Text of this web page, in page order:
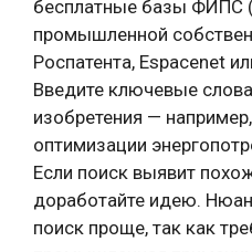
бесплатные базы ФИПС
промышленной
Роспатента, Espacenet
Введите ключевые
изобретения —
оптимизации
Если поиск выявит
доработайте идею.
поиск проще, так как